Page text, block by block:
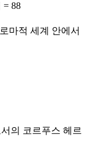
= 88
마적 세계 안에서
의 코르푸스 헤르